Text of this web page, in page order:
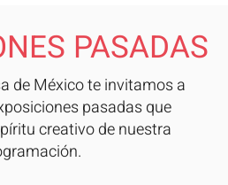
PASADAS
de México te invitamos a
pasadas que
creativo de nuestra